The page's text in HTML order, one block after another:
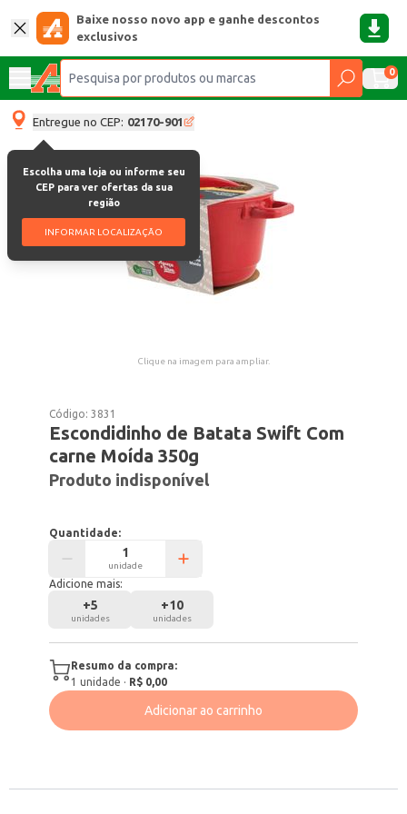
Baixe nosso novo app e ganhe descontos
exclusivos
0
Entregue no CEP: 02170-901
Escolha uma loja ou informe seu
CEP para ver ofertas da sua
região
INFORMAR LOCALIZAÇÃO
Clique na imagem para ampliar.
Código:3831
Escondidinho de Batata Swift Com
carne Moída 350g
Produto indisponível
Quantidade:
unidade
Adicione mais:
+5
unidades
+10
unidades
Resumo da compra:
1 unidade · R$ 0,00
Adicionar ao carrinho